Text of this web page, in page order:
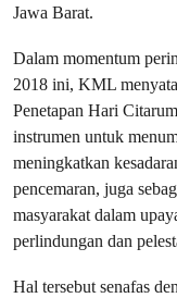
Jawa Barat.
Dalam momentum
2018 ini, KML
Penetapan Hari
instrumen untuk
meningkatkan
pencemaran, juga
masyarakat dalam
perlindungan dan
Hal tersebut senafas